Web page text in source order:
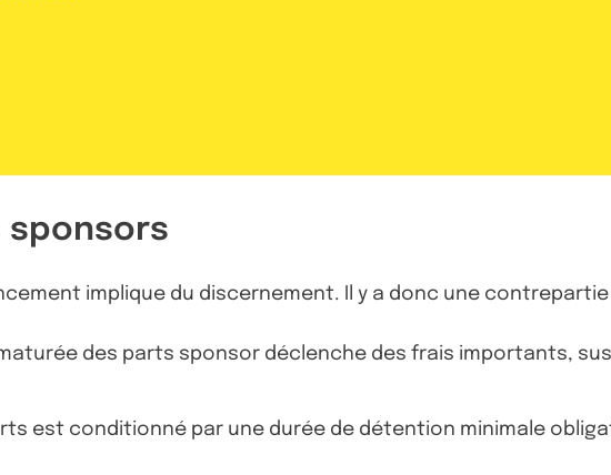
sponsors
implique du discernement. Il y a donc une
des parts sponsor déclenche des frais importants,
est conditionné par une durée de détention minimale